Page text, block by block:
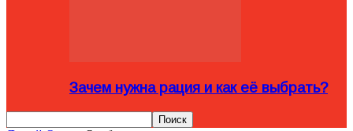
Зачем нужна рация и как её выбрать?